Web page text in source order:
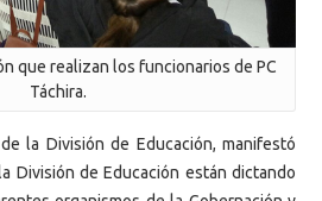
que realizan los funcionarios de PC
Táchira.
la División de Educación, manifestó
División de Educación están dictando